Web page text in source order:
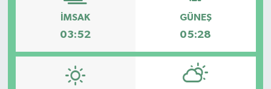
İMSAK
03:52
GÜNEŞ
05:28
Tatil ve Seyahat
Çevre
Okul Gazetesi